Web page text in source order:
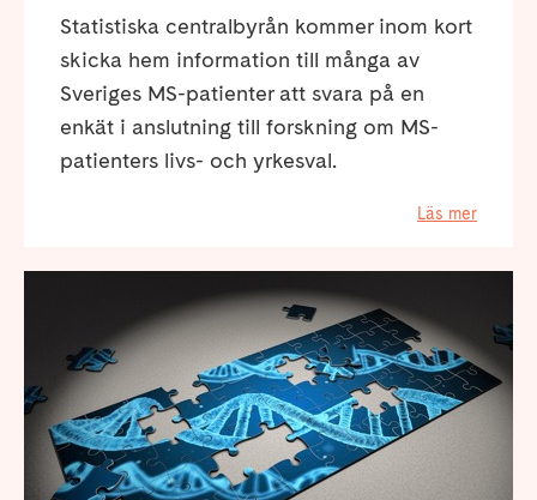
Statistiska centralbyrån kommer inom kort
skicka hem information till många av
Sveriges MS-patienter att svara på en
enkät i anslutning till forskning om MS-
patienters livs- och yrkesval.
Läs mer